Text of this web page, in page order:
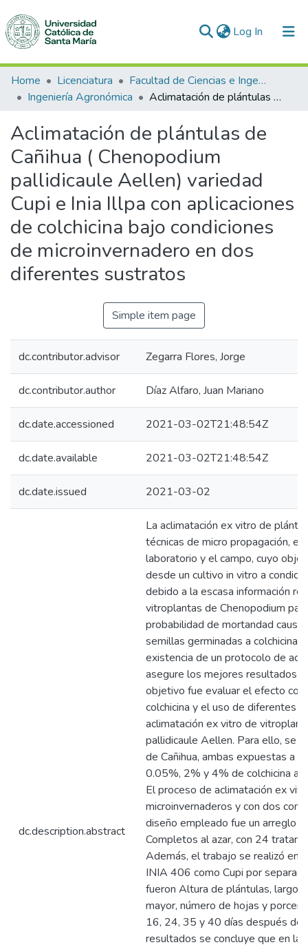
Log In (current)
Communities & Collections
All of DSpace
Statistics
Home Licenciatura
Facultad de Ciencias e Ingenierías Biológicas y Químicas
Ingeniería Agronómica
Aclimatación de plántulas de Cañihua ( Chenopodium pallidicaule Aellen) variedad Cupi e Inia Illpa con aplicaciones de colchicina bajo condiciones de microinvernadero en dos diferentes sustratos
Aclimatación de plántulas de
Cañihua ( Chenopodium
pallidicaule Aellen) variedad
Cupi e Inia Illpa con aplicaciones
de colchicina bajo condiciones
de microinvernadero en dos
diferentes sustratos
Simple item page
dc.contributor.advisor Zegarra Flores, Jorge
dc.contributor.author Díaz Alfaro, Juan Mariano
dc.date.accessioned 2021-03-02T21:48:54Z
dc.date.available 2021-03-02T21:48:54Z
dc.date.issued 2021-03-02
dc.description.abstract
La aclimatación ex vitro de
técnicas de micro propagación,
laboratorio y el campo, cuyo
desde un cultivo in vitro a
debido a la escasa información
vitroplantas de Chenopodium
probabilidad de mortandad
semillas germinadas a colchicina,
existencia de un protocolo de
asegure los mejores resultados
objetivo fue evaluar el efecto
colchicina y el uso de diferentes
aclimatación ex vitro de
pallidicaule Aellen. Para ello, se
de Cañihua, ambas expuestas a
0.05%, 2% y 4% de colchicina a
El proceso de aclimatación ex
microinvernaderos y con dos
diseño empleado fue un arreglo
Completos al azar, con 24
Además, el trabajo se realizó en
INIA 406 como Cupi por
fueron Altura de plántulas, largo
mayor, número de hojas y
16, 24, 35 y 40 días después
resultados se concluye que en